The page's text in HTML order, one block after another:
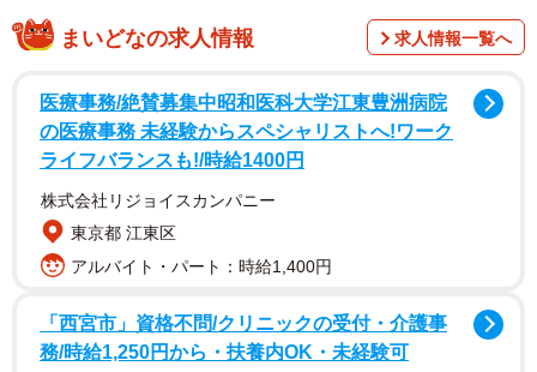
まいどなの求人情報 求人情報一覧へ
医療事務/絶賛募集中昭和医科大学江東豊洲病院
の医療事務 未経験からスペシャリストへ!ワーク
ライフバランスも!/時給1400円
株式会社リジョイスカンパニー
東京都 江東区
アルバイト・パート：時給1,400円
「西宮市」資格不問/クリニックの受付・介護事
務/時給1,250円から・扶養内OK・未経験可